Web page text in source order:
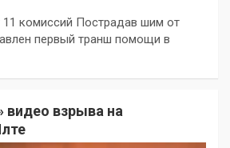
11 комиссий Пострадав шим от
первый транш помощи в
видео взрыва на